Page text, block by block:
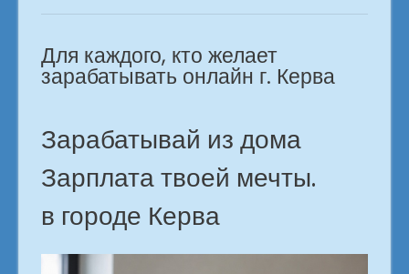
заработать
офиса.
в
городе
Для каждого, кто желает
зарабатывать онлайн г. Керва
Зарабатывай из дома
Зарплата твоей мечты.
в городе Керва